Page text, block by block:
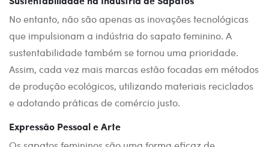
No entanto, não são apenas as inovações tecnológicas
que impulsionam a indústria do sapato feminino. A
sustentabilidade também se tornou uma prioridade.
Assim, cada vez mais marcas estão focadas em métodos
de produção ecológicos, utilizando materiais reciclados
e adotando práticas de comércio justo.
Expressão Pessoal e Arte